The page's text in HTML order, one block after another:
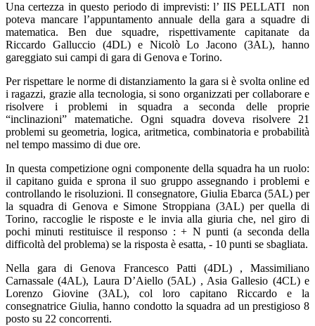
Una certezza in questo periodo di imprevisti: l’ IIS PELLATI non
poteva mancare l’appuntamento annuale della gara a squadre di
matematica. Ben due squadre, rispettivamente capitanate da
Riccardo Galluccio (4DL) e Nicolò Lo Jacono (3AL), hanno
gareggiato sui campi di gara di Genova e Torino.
Per rispettare le norme di distanziamento la gara si è svolta online ed
i ragazzi, grazie alla tecnologia, si sono organizzati per collaborare e
risolvere i problemi in squadra a seconda delle proprie
“inclinazioni” matematiche. Ogni squadra doveva risolvere 21
problemi su geometria, logica, aritmetica, combinatoria e probabilità
nel tempo massimo di due ore.
In questa competizione ogni componente della squadra ha un ruolo:
il capitano guida e sprona il suo gruppo assegnando i problemi e
controllando le risoluzioni. Il consegnatore, Giulia Ebarca (5AL) per
la squadra di Genova e Simone Stroppiana (3AL) per quella di
Torino, raccoglie le risposte e le invia alla giuria che, nel giro di
pochi minuti restituisce il responso : + N punti (a seconda della
difficoltà del problema) se la risposta è esatta, - 10 punti se sbagliata.
Nella gara di Genova Francesco Patti (4DL) , Massimiliano
Carnassale (4AL), Laura D’Aiello (5AL) , Asia Gallesio (4CL) e
Lorenzo Giovine (3AL), col loro capitano Riccardo e la
consegnatrice Giulia, hanno condotto la squadra ad un prestigioso 8
posto su 22 concorrenti.